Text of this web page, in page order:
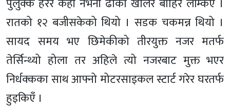
पुलुक्क हेरेर केही नभनी ढोका खोलेर बाहिर लम्किएँ ।
रातको १२ बजीसकेको थियो । सडक चकमन्न थियो ।
सायद समय भए छिमेकीको तीरयुक्त नजर मतर्फ
तेर्सिन्थ्यो होला तर अहिले त्यो नजरबाट मुक्त भएर
निर्धक्कका साथ आफ्नो मोटरसाइकल स्टार्ट गरेर घरतर्फ
हुइकिएँ ।